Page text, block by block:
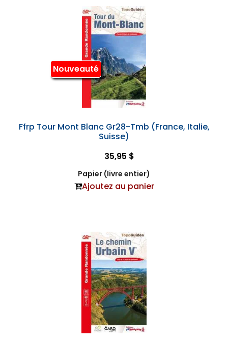
Nouveauté
Ffrp Tour Mont Blanc Gr28-Tmb (France, Italie,
Suisse)
35,95 $
Papier (livre entier)
Ajoutez au panier